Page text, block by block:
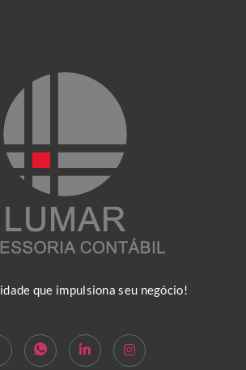
que impulsiona seu negócio!